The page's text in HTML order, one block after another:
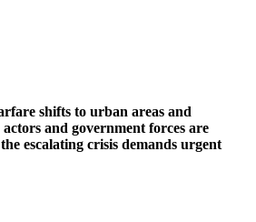
shifts to urban areas and
and government forces are
escalating crisis demands urgent